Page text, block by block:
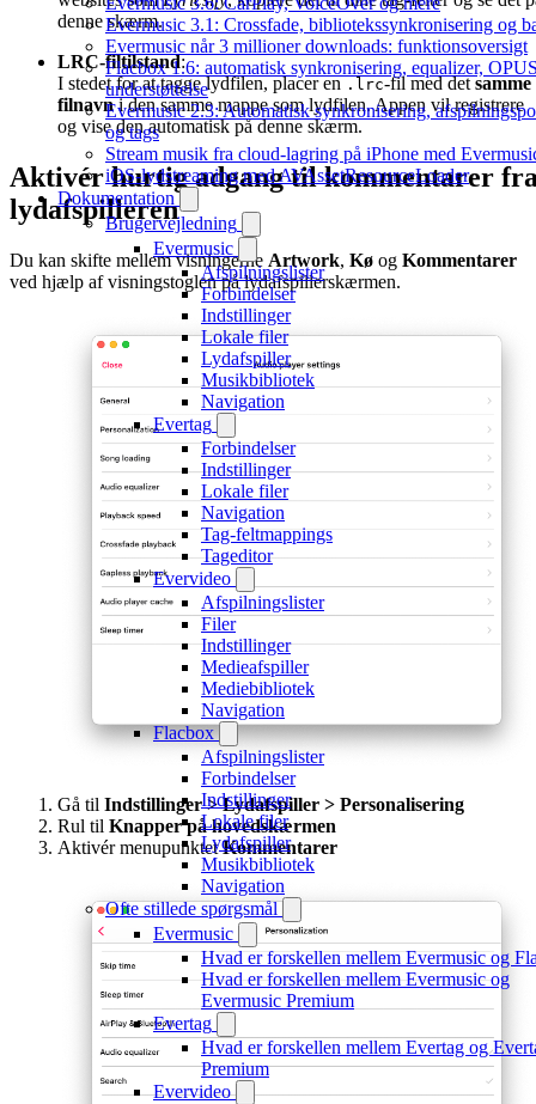
Evermusic 3.1: Crossfade, bibliotekssynkronisering og
Evermusic når 3 millioner downloads: funktionsoversigt
Flacbox 1.6: automatisk synkronisering, equalizer,
understøttelse
Evermusic 2.3: Automatisk synkronisering,
og tags
Stream musik fra cloud-lagring på iPhone med
iOS-lydstreaming med AVAssetResourceLoader
Dokumentation
Brugervejledning
Evermusic
Afspilningslister
Forbindelser
Indstillinger
Lokale filer
Lydafspiller
Musikbibliotek
Navigation
Evertag
Forbindelser
Indstillinger
Lokale filer
Navigation
Tag-feltmappings
Tageditor
Evervideo
Afspilningslister
Filer
Indstillinger
Medieafspiller
Mediebibliotek
Navigation
Flacbox
Afspilningslister
Forbindelser
Indstillinger
Lokale filer
Lydafspiller
Musikbibliotek
Navigation
Ofte stillede spørgsmål
Evermusic
Hvad er forskellen mellem Evermusic og
Hvad er forskellen mellem Evermusic og
Evermusic Premium
Evertag
Hvad er forskellen mellem Evertag og
Premium
Evervideo
denne skærm.
LRC-filtilstand:
I stedet for at tagge lydfilen, placer en .lrc-fil med detsamme
filnavni den samme mappe som lydfilen. Appen vil registrere
og vise den automatisk på denne skærm.
Aktivér hurtig adgang til kommentarer
lydafspilleren
Du kan skifte mellem visningerne Artwork, Kø og Kommentarer
ved hjælp af visningstoglen på lydafspillerskærmen.
Gå til Indstillinger > Lydafspiller > Personalisering
Rul til Knapper på hovedskærmen
Aktivér menupunktetKommentarer